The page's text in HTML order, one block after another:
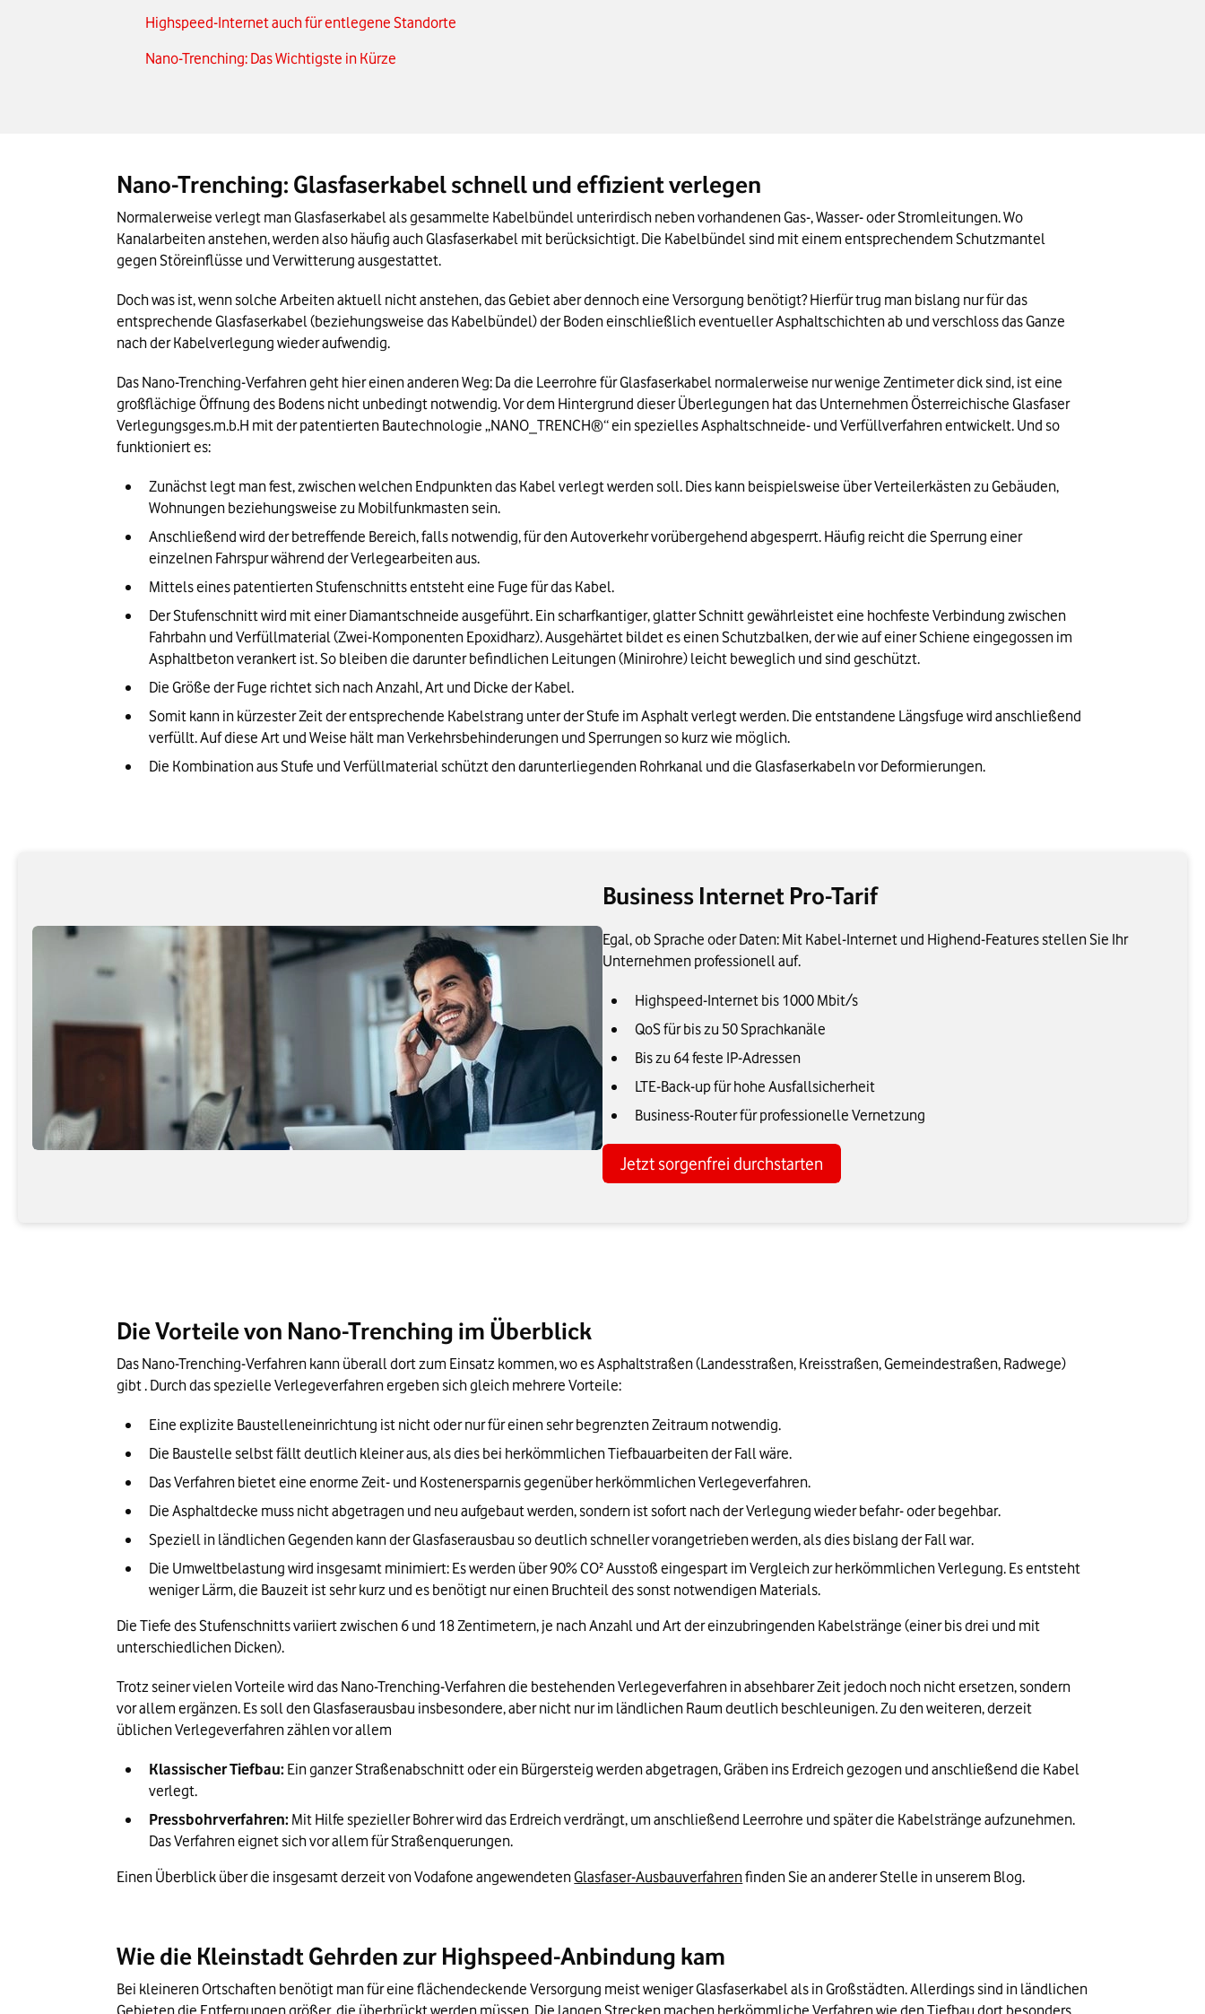
Highspeed-Internet auch für entlegene Standorte
Nano-Trenching: Das Wichtigste in Kürze
Nano-Trenching: Glasfaserkabel schnell und effizient verlegen
Normalerweise verlegt man Glasfaserkabel als gesammelte Kabelbündel unterirdisch neben vorhandenen Gas-, Wasser- oder Stromleitungen. Wo
Kanalarbeiten anstehen, werden also häufig auch Glasfaserkabel mit berücksichtigt. Die Kabelbündel sind mit einem entsprechendem Schutzmantel
gegen Störeinflüsse und Verwitterung ausgestattet.
Doch was ist, wenn solche Arbeiten aktuell nicht anstehen, das Gebiet aber dennoch eine Versorgung benötigt? Hierfür trug man bislang nur für das
entsprechende Glasfaserkabel (beziehungsweise das Kabelbündel) der Boden einschließlich eventueller Asphaltschichten ab und verschloss das Ganze
nach der Kabelverlegung wieder aufwendig.
Das Nano-Trenching-Verfahren geht hier einen anderen Weg: Da die Leerrohre für Glasfaserkabel normalerweise nur wenige Zentimeter dick sind, ist eine
großflächige Öffnung des Bodens nicht unbedingt notwendig. Vor dem Hintergrund dieser Überlegungen hat das Unternehmen Österreichische Glasfaser
Verlegungsges.m.b.H mit der patentierten Bautechnologie „NANO_TRENCH®“ ein spezielles Asphaltschneide- und Verfüllverfahren entwickelt. Und so
funktioniert es:
Zunächst legt man fest, zwischen welchen Endpunkten das Kabel verlegt werden soll. Dies kann beispielsweise über Verteilerkästen zu Gebäuden,
Wohnungen beziehungsweise zu Mobilfunkmasten sein.
Anschließend wird der betreffende Bereich, falls notwendig, für den Autoverkehr vorübergehend abgesperrt. Häufig reicht die Sperrung einer
einzelnen Fahrspur während der Verlegearbeiten aus.
Mittels eines patentierten Stufenschnitts entsteht eine Fuge für das Kabel.
Der Stufenschnitt wird mit einer Diamantschneide ausgeführt. Ein scharfkantiger, glatter Schnitt gewährleistet eine hochfeste Verbindung zwischen
Fahrbahn und Verfüllmaterial (Zwei-Komponenten Epoxidharz). Ausgehärtet bildet es einen Schutzbalken, der wie auf einer Schiene eingegossen im
Asphaltbeton verankert ist. So bleiben die darunter befindlichen Leitungen (Minirohre) leicht beweglich und sind geschützt.
Die Größe der Fuge richtet sich nach Anzahl, Art und Dicke der Kabel.
Somit kann in kürzester Zeit der entsprechende Kabelstrang unter der Stufe im Asphalt verlegt werden. Die entstandene Längsfuge wird anschließend
verfüllt. Auf diese Art und Weise hält man Verkehrsbehinderungen und Sperrungen so kurz wie möglich.
Die Kombination aus Stufe und Verfüllmaterial schützt den darunterliegenden Rohrkanal und die Glasfaserkabeln vor Deformierungen.
Business Internet Pro-Tarif
Egal, ob Sprache oder Daten: Mit Kabel-Internet und Highend-Features stellen Sie Ihr
Unternehmen professionell auf.
Highspeed-Internet bis 1000 Mbit/s
QoS für bis zu 50 Sprachkanäle
Bis zu 64 feste IP-Adressen
LTE-Back-up für hohe Ausfallsicherheit
Business-Router für professionelle Vernetzung
Jetzt sorgenfrei durchstarten
Die Vorteile von Nano-Trenching im Überblick
Das Nano-Trenching-Verfahren kann überall dort zum Einsatz kommen, wo es Asphaltstraßen (Landesstraßen, Kreisstraßen, Gemeindestraßen, Radwege)
gibt . Durch das spezielle Verlegeverfahren ergeben sich gleich mehrere Vorteile:
Eine explizite Baustelleneinrichtung ist nicht oder nur für einen sehr begrenzten Zeitraum notwendig.
Die Baustelle selbst fällt deutlich kleiner aus, als dies bei herkömmlichen Tiefbauarbeiten der Fall wäre.
Das Verfahren bietet eine enorme Zeit- und Kostenersparnis gegenüber herkömmlichen Verlegeverfahren.
Die Asphaltdecke muss nicht abgetragen und neu aufgebaut werden, sondern ist sofort nach der Verlegung wieder befahr- oder begehbar.
Speziell in ländlichen Gegenden kann der Glasfaserausbau so deutlich schneller vorangetrieben werden, als dies bislang der Fall war.
Die Umweltbelastung wird insgesamt minimiert: Es werden über 90% CO² Ausstoß eingespart im Vergleich zur herkömmlichen Verlegung. Es entsteht
weniger Lärm, die Bauzeit ist sehr kurz und es benötigt nur einen Bruchteil des sonst notwendigen Materials.
Die Tiefe des Stufenschnitts variiert zwischen 6 und 18 Zentimetern, je nach Anzahl und Art der einzubringenden Kabelstränge (einer bis drei und mit
unterschiedlichen Dicken).
Trotz seiner vielen Vorteile wird das Nano-Trenching-Verfahren die bestehenden Verlegeverfahren in absehbarer Zeit jedoch noch nicht ersetzen, sondern
vor allem ergänzen. Es soll den Glasfaserausbau insbesondere, aber nicht nur im ländlichen Raum deutlich beschleunigen. Zu den weiteren, derzeit
üblichen Verlegeverfahren zählen vor allem
Klassischer Tiefbau: Ein ganzer Straßenabschnitt oder ein Bürgersteig werden abgetragen, Gräben ins Erdreich gezogen und anschließend die Kabel
verlegt.
Pressbohrverfahren: Mit Hilfe spezieller Bohrer wird das Erdreich verdrängt, um anschließend Leerrohre und später die Kabelstränge aufzunehmen.
Das Verfahren eignet sich vor allem für Straßenquerungen.
Einen Überblick über die insgesamt derzeit von Vodafone angewendeten Glasfaser-Ausbauverfahren finden Sie an anderer Stelle in unserem Blog.
Wie die Kleinstadt Gehrden zur Highspeed-Anbindung kam
Bei kleineren Ortschaften benötigt man für eine flächendeckende Versorgung meist weniger Glasfaserkabel als in Großstädten. Allerdings sind in ländlichen